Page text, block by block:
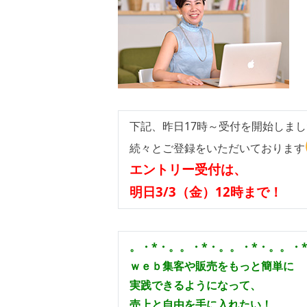
下記、昨日17時～受付を開始しまし
続々とご登録をいただいております
エントリー受付は、
明日3/3（金）12時まで！
。・*・。。・*・。。・*・。。・*
ｗｅｂ集客や販売をもっと簡単に
実践できるようになって、